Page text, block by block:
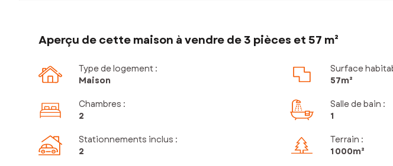
Aperçu de cette maison à vendre de 3 pièces et 57 m²
Type de logement :
Maison
Surface
57m²
Chambres :
2
Salle de bain :
1
Stationnements inclus :
2
Terrain :
1 000m²